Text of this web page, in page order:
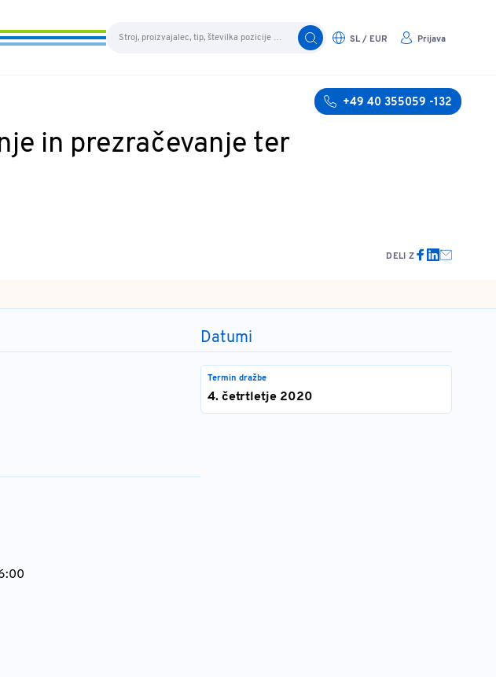
SL / EUR Prijava
+49 40 355059 -132
in prezračevanje ter
DELI Z
Datumi
Termin dražbe
4. četrtletje 2020